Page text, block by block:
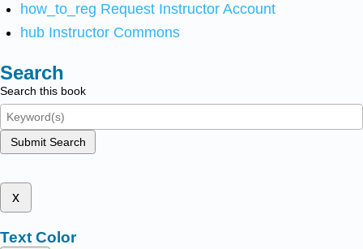
how_to_reg Request Instructor Account
hub Instructor Commons
Search
Search this book
Submit Search
x
Text Color